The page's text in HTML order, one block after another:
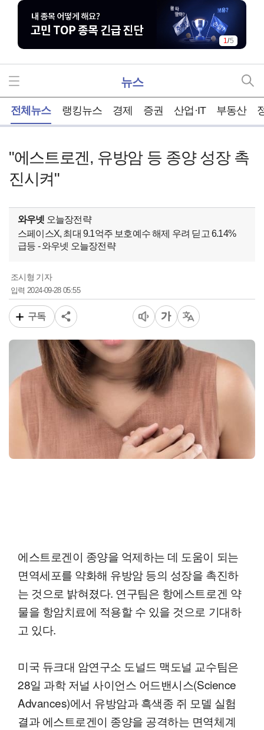
1/5
뉴스
전체뉴스 랭킹뉴스 경제 증권 산업·IT 부동산
"에스트로겐, 유방암 등 종양 성장 촉
진시켜"
와우넷 오늘장전략
스페이스X, 최대 9.1억주 보호예수 해제 우려 딛고 6.14%
급등 - 와우넷 오늘장전략
조시형 기자
입력2024-09-28 05:55
구독
에스트로겐이 종양을 억제하는 데 도움이 되는
면역세포를 약화해 유방암 등의 성장을 촉진하
는 것으로 밝혀졌다. 연구팀은 항에스트로겐 약
물을 항암치료에 적용할 수 있을 것으로 기대하
고 있다.
미국 듀크대 암연구소 도널드 맥도널 교수팀은
28일 과학 저널 사이언스 어드밴시스(Science
Advances)에서 유방암과 흑색종 쥐 모델 실험
결과 에스트로겐이 종양을 공격하는 면역체계